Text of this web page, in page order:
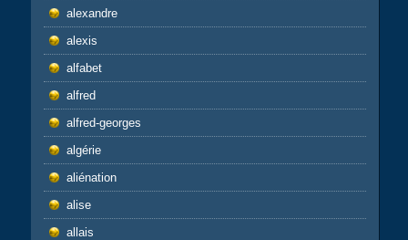
alexandre
alexis
alfabet
alfred
alfred-georges
algérie
aliénation
alise
allais